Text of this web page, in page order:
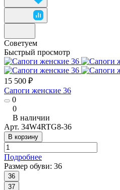
Советуем
Быстрый просмотр
15 500 ₽
Сапоги женские 36
0
0
В наличии
Арт. 34W4RTG8-36
В корзину
Подробнее
Размер обуви: 36
36
37